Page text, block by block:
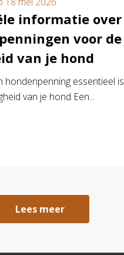
informatie over
voor de
van je hond
hondenpenning essentieel is
van je hond Een...
Lees meer